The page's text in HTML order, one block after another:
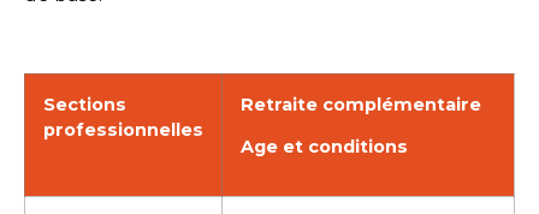
Sections
professionnelles
Retraite complémentaire
Age et conditions